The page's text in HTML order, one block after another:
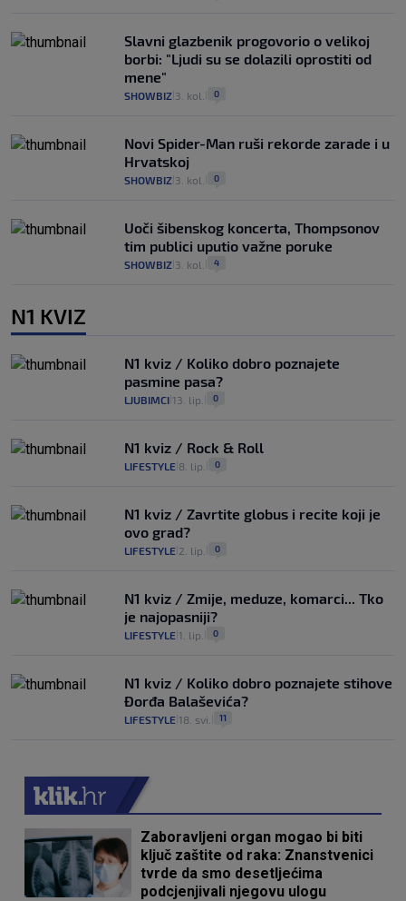
Slavni glazbenik progovorio o velikoj
borbi: "Ljudi su se dolazili oprostiti od
mene"
SHOWBIZ 3. kol. 0
Novi Spider-Man ruši rekorde zarade i u
Hrvatskoj
SHOWBIZ 3. kol. 0
Uoči šibenskog koncerta, Thompsonov
tim publici uputio važne poruke
SHOWBIZ 3. kol. 4
N1 KVIZ
N1 kviz / Koliko dobro poznajete
pasmine pasa?
LJUBIMCI 13. lip. 0
N1 kviz / Rock & Roll
LIFESTYLE 8. lip. 0
N1 kviz / Zavrtite globus i recite koji je
ovo grad?
LIFESTYLE 2. lip. 0
N1 kviz / Zmije, meduze, komarci... Tko
je najopasniji?
LIFESTYLE 1. lip. 0
N1 kviz / Koliko dobro poznajete stihove
Đorđa Balaševića?
LIFESTYLE 18. svi. 11
Zaboravljeni organ mogao bi biti
ključ zaštite od raka: Znanstvenici
tvrde da smo desetljećima
podcjenjivali njegovu ulogu